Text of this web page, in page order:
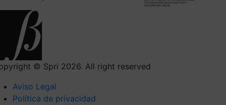
© Spri 2026. All right reserved
Aviso Legal
Política de privacidad